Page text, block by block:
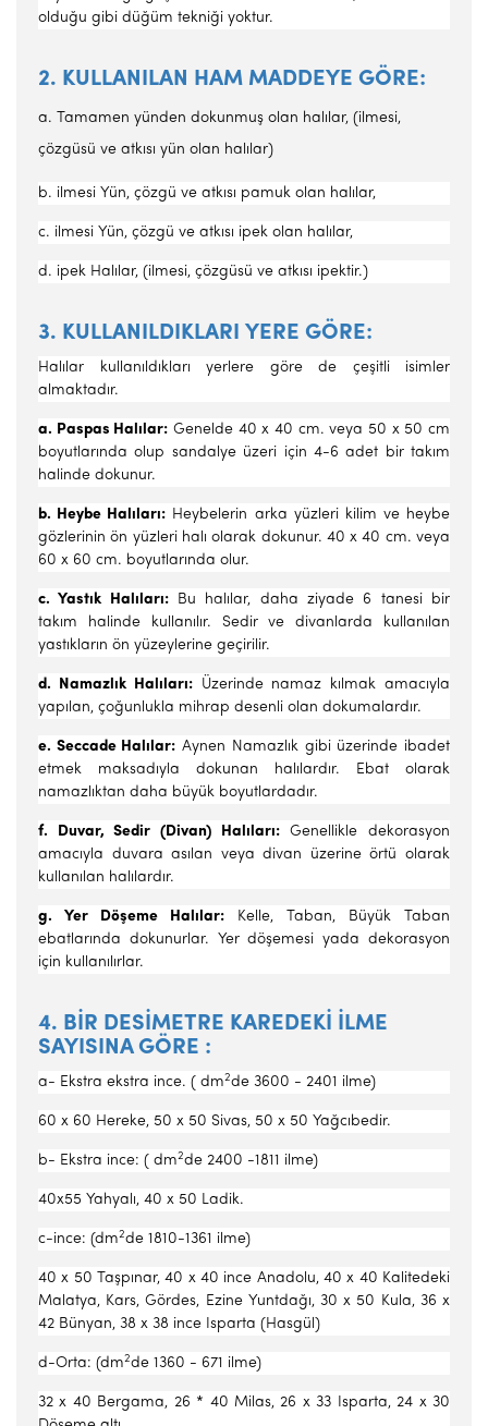
olduğu gibi düğüm tekniği yoktur.
2. KULLANILAN HAM MADDEYE GÖRE:
a. Tamamen yünden dokunmuş olan halılar, (ilmesi,
çözgüsü ve atkısı yün olan halılar)
b. ilmesi Yün, çözgü ve atkısı pamuk olan halılar,
c. ilmesi Yün, çözgü ve atkısı ipek olan halılar,
d. ipek Halılar, (ilmesi, çözgüsü ve atkısı ipektir.)
3. KULLANILDIKLARI YERE GÖRE:
Halılar kullanıldıkları yerlere göre de çeşitli isimler
almaktadır.
a. Paspas Halılar: Genelde 40 x 40 cm. veya 50 x 50 cm
bo­yutlarında olup sandalye üzeri için 4-6 adet bir takım
halinde dokunur.
b. Heybe Halıları: Heybelerin arka yüzleri kilim ve heybe
gözle­rinin ön yüzleri halı olarak dokunur. 40 x 40 cm. veya
60 x 60 cm. boyutlarında olur.
c. Yastık Halıları:Bu halılar, daha ziyade 6 tanesi bir
takım ha­linde kullanılır. Sedir ve divanlarda kullanılan
yastıkların ön yüzeyleri­ne geçirilir.
d. Namazlık Halıları:Üzerinde namaz kılmak amacıyla
yapılan, çoğunlukla mihrap desenli olan dokumalardır.
e. Seccade Halılar: Aynen Namazlık gibi üzerinde ibadet
etmek maksadıyla dokunan halılardır. Ebat olarak
namazlıktan daha büyük boyutlardadır.
f. Duvar, Sedir (Divan) Halıları:Genellikle dekorasyon
amacıyla duvara asılan veya divan üzerine örtü olarak
kullanılan halılardır.
g. Yer Döşeme Halılar: Kelle, Taban, Büyük Taban
ebatlarında dokunurlar. Yer döşemesi yada dekorasyon
için kullanılırlar.
4. BİR DESİMETRE KAREDEKİ İLME
SAYISINA GÖRE :
a- Ekstra ekstra ince. ( dm2de 3600 - 2401 ilme)
60 x 60 Hereke, 50 x 50 Sivas, 50 x 50 Yağcıbedir.
b- Ekstra ince: ( dm2de 2400 -1811 ilme)
40x55 Yahyalı, 40 x 50 Ladik.
c-ince: (dm2de 1810-1361 ilme)
40 x 50 Taşpınar, 40 x 40 ince Anadolu, 40 x 40 Kalitedeki
Malatya, Kars, Gördes, Ezine Yuntdağı, 30 x 50 Kula, 36 x
42 Bünyan, 38 x 38 ince Isparta (Hasgül)
d-Orta: (dm2de 1360 - 671 ilme)
32 x 40 Bergama, 26 * 40 Milas, 26 x 33 Isparta, 24 x 30